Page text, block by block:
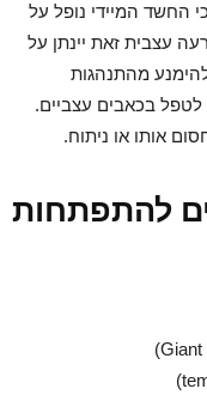
החשד המיידי נופל על
עצבית זאת יינתן על
להימנע מהתנהגות
בכאבים עצביים.
אותו או ניתוח.
להתפתחות